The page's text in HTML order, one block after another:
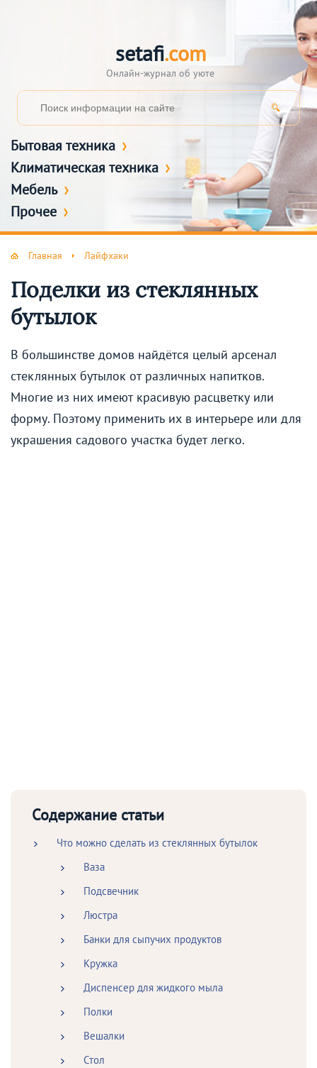
setafi.com
Онлайн-журнал об уюте
Бытовая техника
Климатическая техника
Мебель
Прочее
Главная Лайфхаки
Поделки из стеклянных
бутылок
В большинстве домов найдётся целый арсенал
стеклянных бутылок от различных напитков.
Многие из них имеют красивую расцветку или
форму. Поэтому применить их в интерьере или для
украшения садового участка будет легко.
Содержание статьи
Что можно сделать из стеклянных бутылок
Ваза
Подсвечник
Люстра
Банки для сыпучих продуктов
Кружка
Диспенсер для жидкого мыла
Полки
Вешалки
Стол